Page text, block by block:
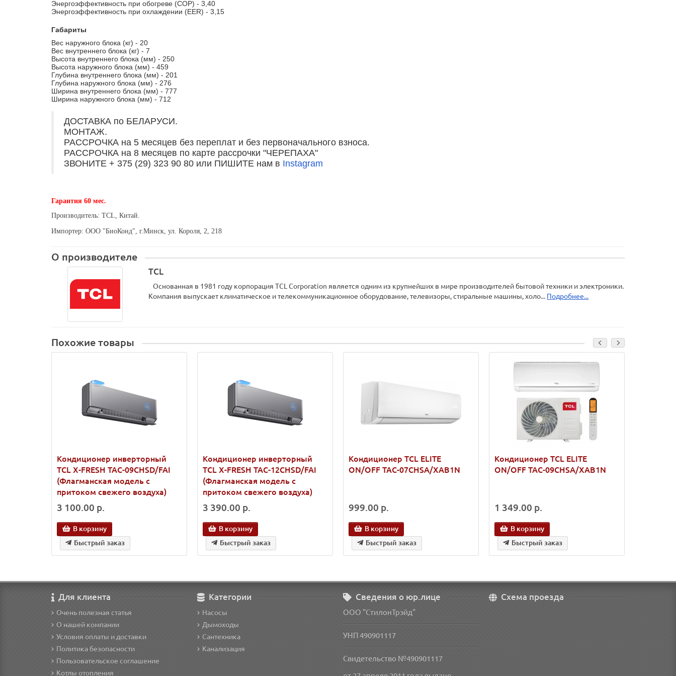
Энергоэффективность при обогреве (COP) - 3,40
Энергоэффективность при охлаждении (EER) - 3,15
Габариты
Вес наружного блока (кг) - 20
Вес внутреннего блока (кг) - 7
Высота внутреннего блока (мм) - 250
Высота наружного блока (мм) - 459
Глубина внутреннего блока (мм) - 201
Глубина наружного блока (мм) - 276
Ширина внутреннего блока (мм) - 777
Ширина наружного блока (мм) - 712
ДОСТАВКА по БЕЛАРУСИ.
МОНТАЖ.
РАССРОЧКА на 5 месяцев без переплат и без первоначального взноса.
РАССРОЧКА на 8 месяцев по карте рассрочки "ЧЕРЕПАХА"
ЗВОНИТЕ + 375 (29) 323 90 80 или ПИШИТЕ нам в Instagram
Гарантия 60 мес.
Производитель: TCL, Китай.
Импортер: ООО "БиоКонд", г.Минск, ул. Короля, 2, 218
О производителе
TCL
Основанная в 1981 году корпорация TCL Corporation является одним из крупнейших в мире производителей бытовой техники и электроники.
Компания выпускает климатическое и телекоммуникационное оборудование, телевизоры, стиральные машины, холо... Подробнее...
Похожие товары
Кондиционер инверторный
TCL X-FRESH TAC-09CHSD/FAI
(Флагманская модель с
притоком свежего воздуха)
3 100.00 р.
В корзину
Быстрый заказ
Кондиционер инверторный
TCL X-FRESH TAC-12CHSD/FAI
(Флагманская модель с
притоком свежего воздуха)
3 390.00 р.
В корзину
Быстрый заказ
Кондиционер TCL ELITE
ON/OFF TAC-07CHSA/XAB1N
999.00 р.
В корзину
Быстрый заказ
Кондиционер TCL ELITE
ON/OFF TAC-09CHSA/XAB1N
1 349.00 р.
В корзину
Быстрый заказ
Для клиента
Очень полезная статья
О нашей компании
Условия оплаты и доставки
Политика безопасности
Пользовательское соглашение
Котлы отопления
Категории
Насосы
Дымоходы
Сантехника
Канализация
Сведения о юр.лице
ООО "СтилонТрэйд"
УНП 490901117
Свидетельство №490901117
Схема проезда